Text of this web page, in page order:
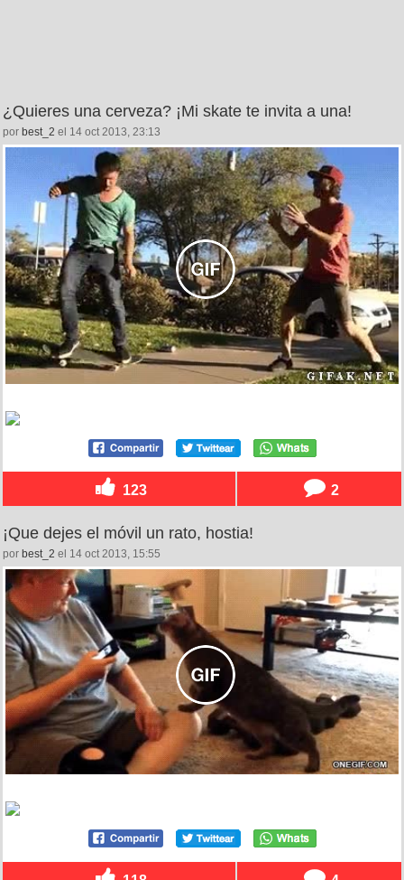
¿Quieres una cerveza? ¡Mi skate te invita a una!
por best_2 el 14 oct 2013, 23:13
123 2
¡Que dejes el móvil un rato, hostia!
por best_2 el 14 oct 2013, 15:55